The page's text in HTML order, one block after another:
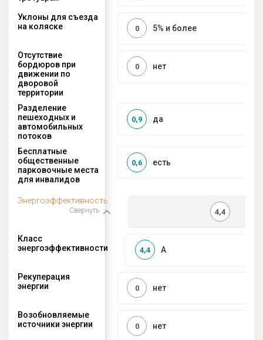
Уклоны для съезда
на коляске
5% и более
0
Отсутствие
бордюров при
движении по
дворовой
территории
нет
0
Разделение
пешеходных и
автомобильных
потоков
да
0,9
Бесплатные
общественные
парковочные места
для инвалидов
есть
0,6
Энергоэффективность
Свернуть 4,4
Класс
энергоэффективности
A
4,4
Рекуперация
энергии
нет
0
Возобновляемые
источники энергии
нет
0